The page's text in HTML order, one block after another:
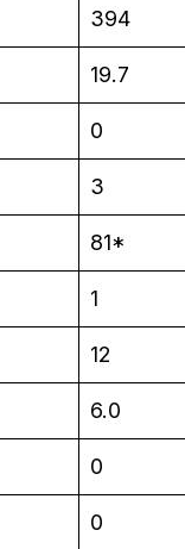
394
19.7
0
3
81*
1
12
6.0
0
0